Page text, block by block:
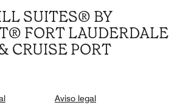
SUITES® BY
FORT LAUDERDALE
CRUISE PORT
Aviso legal